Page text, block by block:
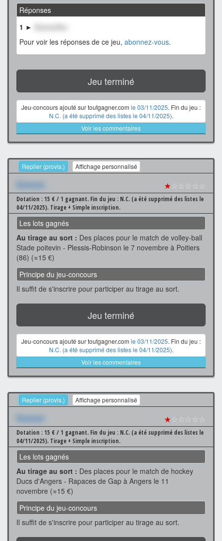
Réponses
1 ►
Pour voir les réponses de ce jeu, abonnez-vous.
Jeu terminé
Jeu-concours ajouté sur toutgagner.com le 03/11/2025. Fin du jeu :
N.C. (a été supprimé des listes le 04/11/2025).
Voir les commentaires
Replier (provis.) Affichage personnalisé
Xxxxxxx ★☆☆☆☆☆
Dotation : 15 € / 1 gagnant. Fin du jeu : N.C. (a été supprimé des listes le
04/11/2025). Tirage + Simple inscription.
Les lots gagnés
Au tirage au sort : Des places pour le match de volley-ball
Stade poitevin - Plessis-Robinson le 7 novembre à Poitiers
(86) (≈15 €)
Principe du jeu-concours
Il suffit de s'inscrire pour participer au tirage au sort.
Jeu terminé
Jeu-concours ajouté sur toutgagner.com le 03/11/2025. Fin du jeu :
N.C. (a été supprimé des listes le 04/11/2025).
Voir les commentaires
Replier (provis.) Affichage personnalisé
Xxxxxxx ★☆☆☆☆☆
Dotation : 15 € / 1 gagnant. Fin du jeu : N.C. (a été supprimé des listes le
04/11/2025). Tirage + Simple inscription.
Les lots gagnés
Au tirage au sort : Des places pour le match de hockey
Ducs d'Angers - Rapaces de Gap à Angers le 11
novembre (≈15 €)
Principe du jeu-concours
Il suffit de s'inscrire pour participer au tirage au sort.